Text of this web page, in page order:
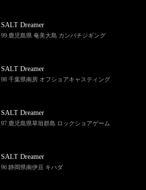
SALT Dreamer
99 鹿児島県 奄美大島 カンパチジギング
SALT Dreamer
98 千葉県南房 オフショアキャスティング
SALT Dreamer
97 鹿児島県草垣群島 ロックショアゲーム
SALT Dreamer
96 静岡県南伊豆 キハダ